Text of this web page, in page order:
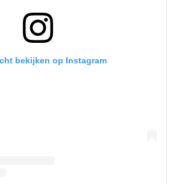
bekijken op Instagram